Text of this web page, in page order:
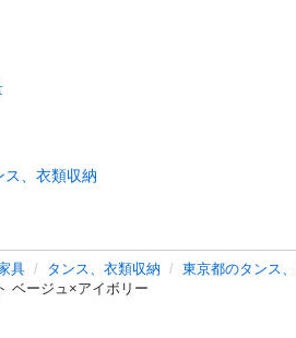
ス、衣類収納
具 タンス、衣類収納 東京都のタンス
ベージュ×アイボリー